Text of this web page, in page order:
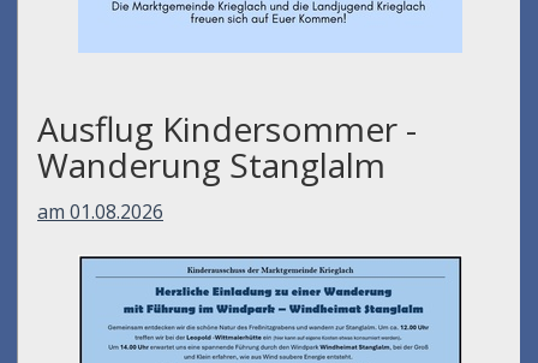
Ausflug Kindersommer -
Wanderung Stanglalm
am 01.08.2026